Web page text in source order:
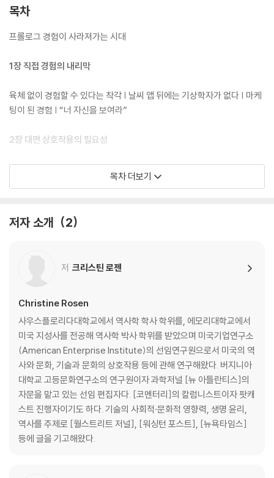
목차
프롤로그 경험이 사라져가는 시대
1장 직접 경험의 내리막
육체 없이 경험할 수 있다는 착각 | 날씨 앱 뒤에는 기상학자가 없다 | 마케
팅이 된 경험 | “너 자신을 보여라”
2장 대면 상호작용의 필요성
얼굴이 가지는 힘 | 상호작용 능력의 소멸 | 투명 인간들의 사회 | 인간을 대
체한 기계 | 친구를 만나지 않는 10대들 | 직관을 방해하는 기술 | 우리, 물
3장 손으로 써야만 배울 수 있는 것
비하고 | 어린이들의 학습에는 사람이 필요하다 | 육체성의 소멸 앞에서
4장 기다림과 지루함의 기능
디즈니월드에서 배운 줄 서기의 논리 | 성급하게 화가 난 사람들 | 지루함
을 없앤 대가 | 인내의 열매 | 회전 극장에서
5장 감정 길들이기
인간이라는 감정적 존재 | 우리 내부의, 숨겨진, 우리 자신 | 여섯 번째 감각
| 감정 아웃소싱의 결과
목차 더보기
저자 소개 2
저 크리스틴 로젠
Christine Rosen
사우스플로리다대학교에서 역사학 학사 학위를, 에모리대학교에서
미국 지성사를 전공해 역사학 박사 학위를 받았으며 미국기업연구소
(American Enterprise Institute)의 선임연구원으로서 미국의 역
사와 문화, 기술과 문화의 상호작용 등에 관해 연구해왔다. 버지니아
대학교 고등문화연구소의 연구원이자 과학저널 [뉴 아틀란티스]의
자문을 맡고 있는 선임 편집자다. [코멘터리]의 칼럼니스트이자 팟캐
스트 진행자이기도 하다. 기술의 사회적·문화적 영향력, 생명 윤리,
역사를 주제로 [월스트리트 저널], [워싱턴 포스트], [뉴욕타임스]
등에 글을 기고해왔다.